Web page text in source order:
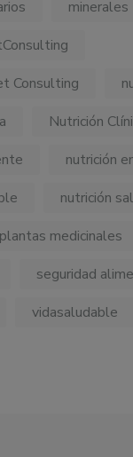
minerales
Consulting
Nutrición
nutrición
nutrición
plantas medicinales
seguridad
vidasaludable